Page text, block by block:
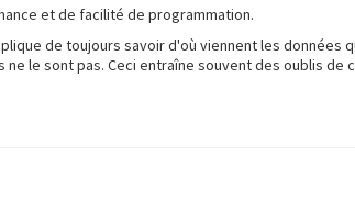
et de facilité de programmation.
de toujours savoir d'où viennent les données
le sont pas. Ceci entraîne souvent des oublis